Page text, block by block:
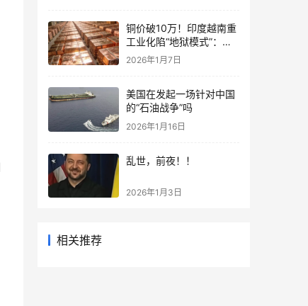
铜价破10万！印度越南重
工业化陷“地狱模式”：中
国当年抄底的历史红利，
2026年1月7日
美国在发起一场针对中国
的“石油战争”吗
2026年1月16日
乱世，前夜！！
2026年1月3日
相关推荐